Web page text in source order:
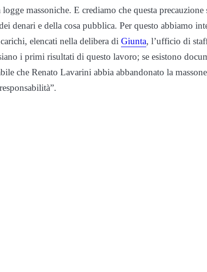
massoniche. E crediamo che questa precauzione
denari e della cosa pubblica. Per questo abbiamo
elencati nella delibera di Giunta, l’ufficio di
i primi risultati di questo lavoro; se esistono
che Renato Lavarini abbia abbandonato la